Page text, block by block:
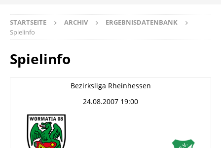
STARTSEITE ARCHIV
ERGEBNISDATENBANK
Spielinfo
Spielinfo
Bezirksliga Rheinhessen
24.08.2007 19:00